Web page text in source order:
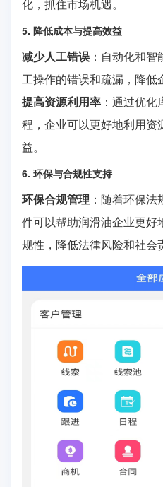
化，抓住市场机遇。
5. 降低成本与提高效益
减少人工错误 ：自动化和
工操作的错误和疏漏，降低
提高资源利用率 ：通过优
程，企业可以更好地利用资
益。
6. 环保与合规性支持
环保合规管理 ：随着环保
件可以帮助润滑油企业更好
规性，降低法律风险和社会